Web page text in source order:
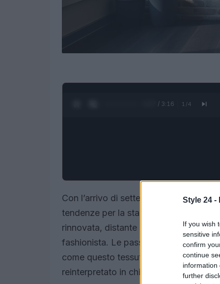
Style 24 -
If you wish
sensitive
confirm
continue
information
further
0:28 / 3:16 1 /4
Con l’arrivo di settembre, l’aria fresca
tendenze per la stagione autunnale.
rinnovata, distante dai cliché del
fashionista. Le passerelle delle
come questo tessuto, un tempo
reinterpretato in chiave moderna e